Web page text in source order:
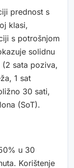
prednost s
klasi,
s potrošnjom
solidnu
sata poziva,
1 sat
30 sati,
(SoT).
u 30
Korištenje